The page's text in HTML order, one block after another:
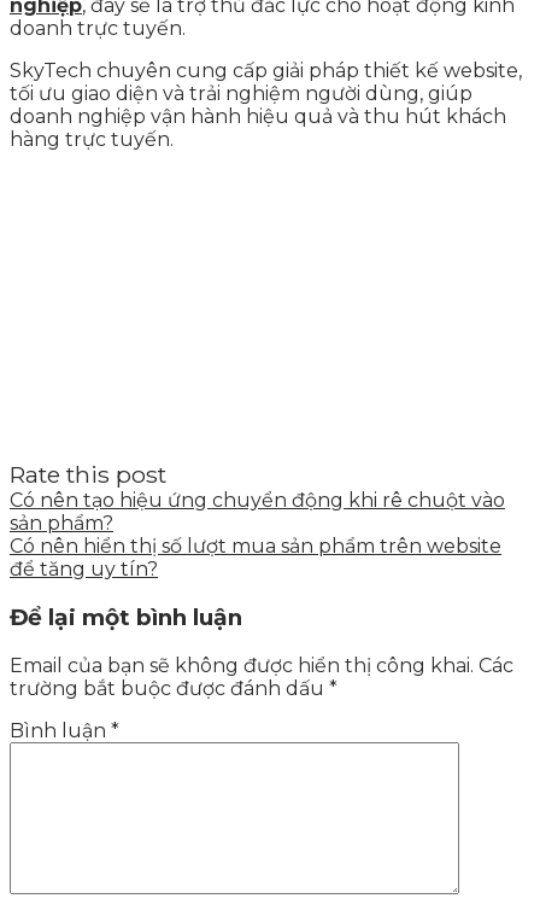
nghiệp, đây sẽ là trợ thủ đắc lực cho hoạt động kinh
doanh trực tuyến.
SkyTech chuyên cung cấp giải pháp thiết kế website,
tối ưu giao diện và trải nghiệm người dùng, giúp
doanh nghiệp vận hành hiệu quả và thu hút khách
hàng trực tuyến.
Rate this post
Có nên tạo hiệu ứng chuyển động khi rê chuột vào
sản phẩm?
Có nên hiển thị số lượt mua sản phẩm trên website
để tăng uy tín?
Để lại một bình luận
Email của bạn sẽ không được hiển thị công khai. Các
trường bắt buộc được đánh dấu *
Bình luận *